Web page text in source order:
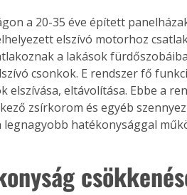
a 20-35 éve épített
elszívó motorhoz
a lakások
csonkok. E rendszer fő
elszívása, eltávolítása. Ebbe a
zsírkorom és egyéb
legnagyobb hatékonysággal